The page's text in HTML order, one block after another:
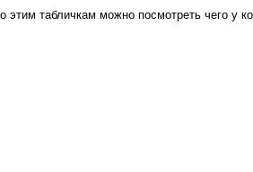
табличкам можно посмотреть чего у